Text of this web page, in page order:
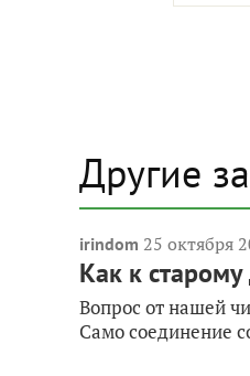
Другие
irindom 25 октября
Как к
Вопрос от нашей
Само соединение